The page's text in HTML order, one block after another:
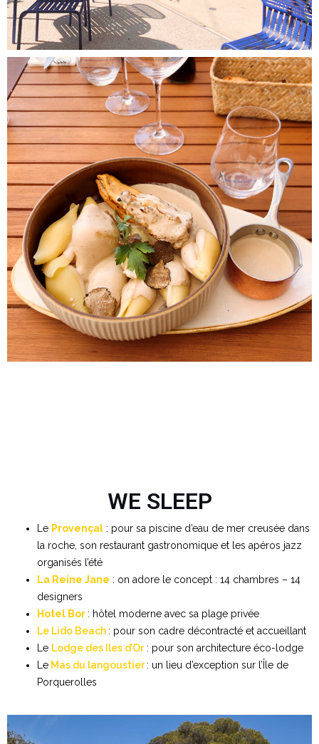
WE SLEEP
Le Provençal : pour sa piscine d’eau de mer creusée dans
la roche, son restaurant gastronomique et les apéros jazz
organisés l’été
La Reine Jane : on adore le concept : 14 chambres – 14
designers
Hotel Bor : hôtel moderne avec sa plage privée
Le Lido Beach : pour son cadre décontracté et accueillant
Le Lodge des Iles d’Or: pour son architecture éco-lodge
Le Mas du langoustier: un lieu d’exception sur l’Île de
Porquerolles